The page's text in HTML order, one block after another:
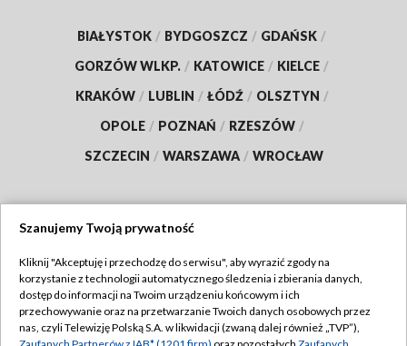
BIAŁYSTOK / BYDGOSZCZ / GDAŃSK /
GORZÓW WLKP. / KATOWICE / KIELCE /
KRAKÓW / LUBLIN / ŁÓDŹ / OLSZTYN /
OPOLE / POZNAŃ / RZESZÓW /
SZCZECIN / WARSZAWA / WROCŁAW
TVP
Abonament TVP
Emisja w TVP
Regulamin TVP
Szanujemy Twoją prywatność
Kliknij "Akceptuję i przechodzę do serwisu", aby wyrazić zgody na
korzystanie z technologii automatycznego śledzenia i zbierania danych,
dostęp do informacji na Twoim urządzeniu końcowym i ich
przechowywanie oraz na przetwarzanie Twoich danych osobowych przez
nas, czyli Telewizję Polską S.A. w likwidacji (zwaną dalej również „TVP”),